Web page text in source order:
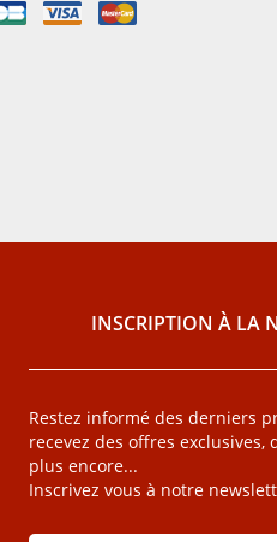
INSCRIPTION À LA
Restez informé des derniers
recevez des offres exclusives,
plus encore...
Inscrivez vous à notre